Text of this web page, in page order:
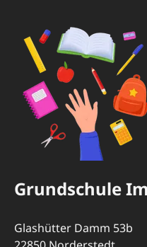
Grundschule
Glashütter Damm 53b